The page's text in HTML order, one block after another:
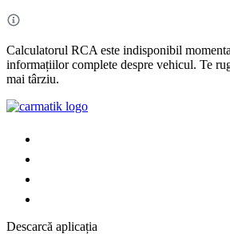
Calculatorul RCA este indisponibil
informațiilor complete despre vehicul. Te
mai târziu.
Descarcă aplicația